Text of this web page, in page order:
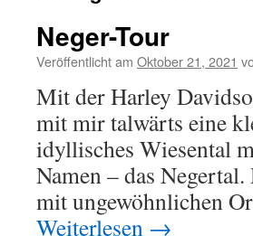
Neger-Tour
Veröffentlicht am Oktober 21, 2021
Mit der Harley
mit mir talwärts eine
idyllisches Wiesental
Namen – das
mit ungewöhnlichen
Weiterlesen →